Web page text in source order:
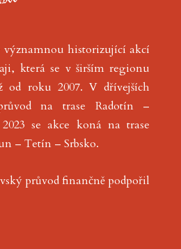
významnou historizující akcí
která se v širším regionu
od roku 2007. V dřívejších
na trase Radotín –
se akce koná na trase
– Tetín – Srbsko.
průvod finančně podpořil